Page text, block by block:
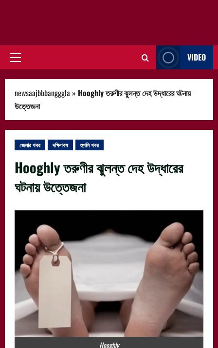
Primary
VIDEO
newsaajbbbangggla » Hooghly তরুণীর ঝুলন্ত দেহ উদ্ধারের ঘটনায়
উত্তেজনা
জেলার খবর দক্ষিণবঙ্গ হুগলি খবর
Hooghly তরুণীর ঝুলন্ত দেহ উদ্ধারের
ঘটনায় উত্তেজনা
Hooghly